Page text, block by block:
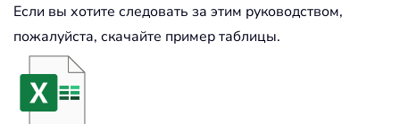
Если вы хотите следовать за этим руководством,
пожалуйста, скачайте пример таблицы.